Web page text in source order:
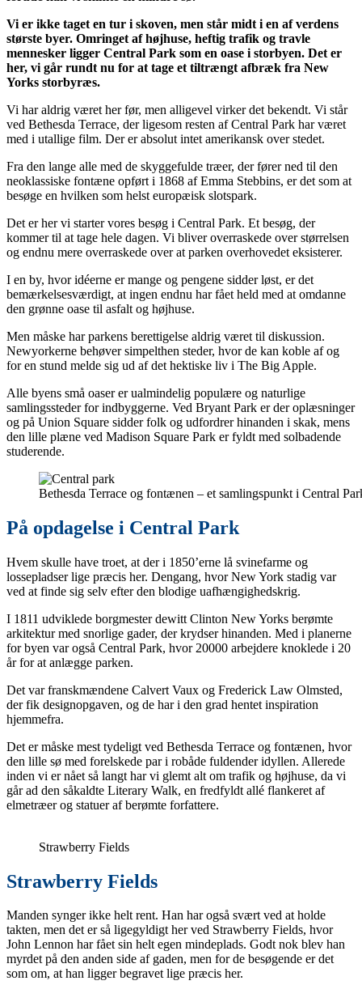
Vi er ikke taget en tur i skoven, men står midt i en af verdens
største byer. Omringet af højhuse, heftig trafik og travle
mennesker ligger Central Park som en oase i storbyen. Det er
her, vi går rundt nu for at tage et tiltrængt afbræk fra New
Yorks storbyræs.
Vi har aldrig været her før, men alligevel virker det bekendt. Vi står
ved Bethesda Terrace, der ligesom resten af Central Park har været
med i utallige film. Der er absolut intet amerikansk over stedet.
Fra den lange alle med de skyggefulde træer, der fører ned til den
neoklassiske fontæne opført i 1868 af Emma Stebbins, er det som at
besøge en hvilken som helst europæisk slotspark.
Det er her vi starter vores besøg i Central Park. Et besøg, der
kommer til at tage hele dagen. Vi bliver overraskede over størrelsen
og endnu mere overraskede over at parken overhovedet eksisterer.
I en by, hvor idéerne er mange og pengene sidder løst, er det
bemærkelsesværdigt, at ingen endnu har fået held med at omdanne
den grønne oase til asfalt og højhuse.
Men måske har parkens berettigelse aldrig været til diskussion.
Newyorkerne behøver simpelthen steder, hvor de kan koble af og
for en stund melde sig ud af det hektiske liv i The Big Apple.
Alle byens små oaser er ualmindelig populære og naturlige
samlingssteder for indbyggerne. Ved Bryant Park er der oplæsninger
og på Union Square sidder folk og udfordrer hinanden i skak, mens
den lille plæne ved Madison Square Park er fyldt med solbadende
studerende.
Bethesda Terrace og fontænen – et samlingspunkt i Central
På opdagelse i Central Park
Hvem skulle have troet, at der i 1850’erne lå svinefarme og
lossepladser lige præcis her. Dengang, hvor New York stadig var
ved at finde sig selv efter den blodige uafhængighedskrig.
I 1811 udviklede borgmester dewitt Clinton New Yorks berømte
arkitektur med snorlige gader, der krydser hinanden. Med i planerne
for byen var også Central Park, hvor 20000 arbejdere knoklede i 20
år for at anlægge parken.
Det var franskmændene Calvert Vaux og Frederick Law Olmsted,
der fik designopgaven, og de har i den grad hentet inspiration
hjemmefra.
Det er måske mest tydeligt ved Bethesda Terrace og fontænen, hvor
den lille sø med forelskede par i robåde fuldender idyllen. Allerede
inden vi er nået så langt har vi glemt alt om trafik og højhuse, da vi
går ad den såkaldte Literary Walk, en fredfyldt allé flankeret af
elmetræer og statuer af berømte forfattere.
Strawberry Fields
Strawberry Fields
Manden synger ikke helt rent. Han har også svært ved at holde
takten, men det er så ligegyldigt her ved Strawberry Fields, hvor
John Lennon har fået sin helt egen mindeplads. Godt nok blev han
myrdet på den anden side af gaden, men for de besøgende er det
som om, at han ligger begravet lige præcis her.